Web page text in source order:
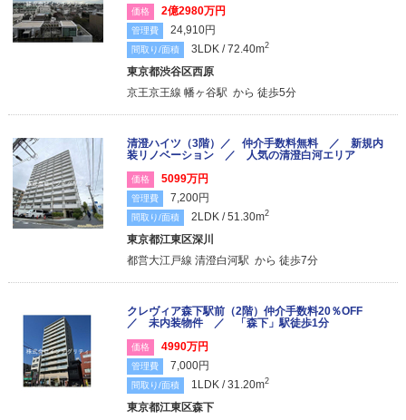
価格 2億2980万円
管理費 24,910円
間取り/面積 3LDK / 72.40m2
東京都渋谷区西原
京王京王線 幡ヶ谷駅 から 徒歩5分
清澄ハイツ（3階）／ 仲介手数料無料 ／ 新規内
装リノベーション ／ 人気の清澄白河エリア
価格 5099万円
管理費 7,200円
間取り/面積 2LDK / 51.30m2
東京都江東区深川
都営大江戸線 清澄白河駅 から 徒歩7分
クレヴィア森下駅前（2階）仲介手数料20％OFF
／ 未内装物件 ／ 「森下」駅徒歩1分
価格 4990万円
管理費 7,000円
間取り/面積 1LDK / 31.20m2
東京都江東区森下